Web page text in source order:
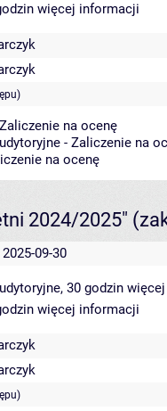
więcej informacji
na ocenę
- Zaliczenie na
na ocenę
2024/2025"
09-30
30 godzin
więcej informacji